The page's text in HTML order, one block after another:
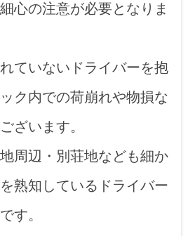
心の注意が必要となりま
ていないドライバーを抱
ク内での荷崩れや物損な
ざいます。
周辺・別荘地なども細か
熟知しているドライバー
す。